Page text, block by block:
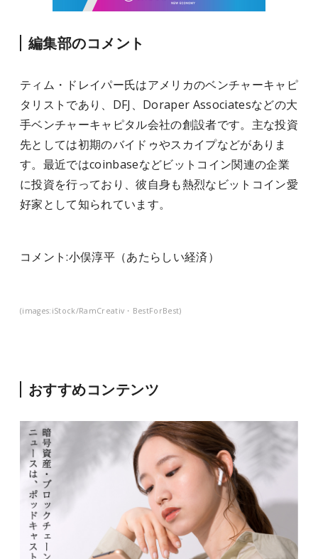
編集部のコメント
ティム・ドレイパー氏はアメリカのベンチャーキャピ
タリストであり、DFJ、Doraper Associatesなどの大
手ベンチャーキャピタル会社の創設者です。主な投資
先としては初期のバイドゥやスカイプなどがありま
す。最近ではcoinbaseなどビットコイン関連の企業
に投資を行っており、彼自身も熱烈なビットコイン愛
好家として知られています。
コメント:小俣淳平（あたらしい経済）
(images:iStock/RamCreativ・BestForBest)
おすすめコンテンツ